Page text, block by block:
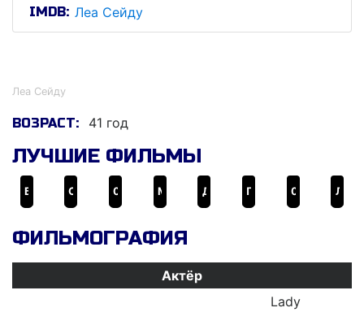
IMDB: Леа Сейду
Леа Сейду
ВОЗРАСТ: 41 год
ЛУЧШИЕ ФИЛЬМЫ
ФИЛЬМОГРАФИЯ
Актёр
Lady